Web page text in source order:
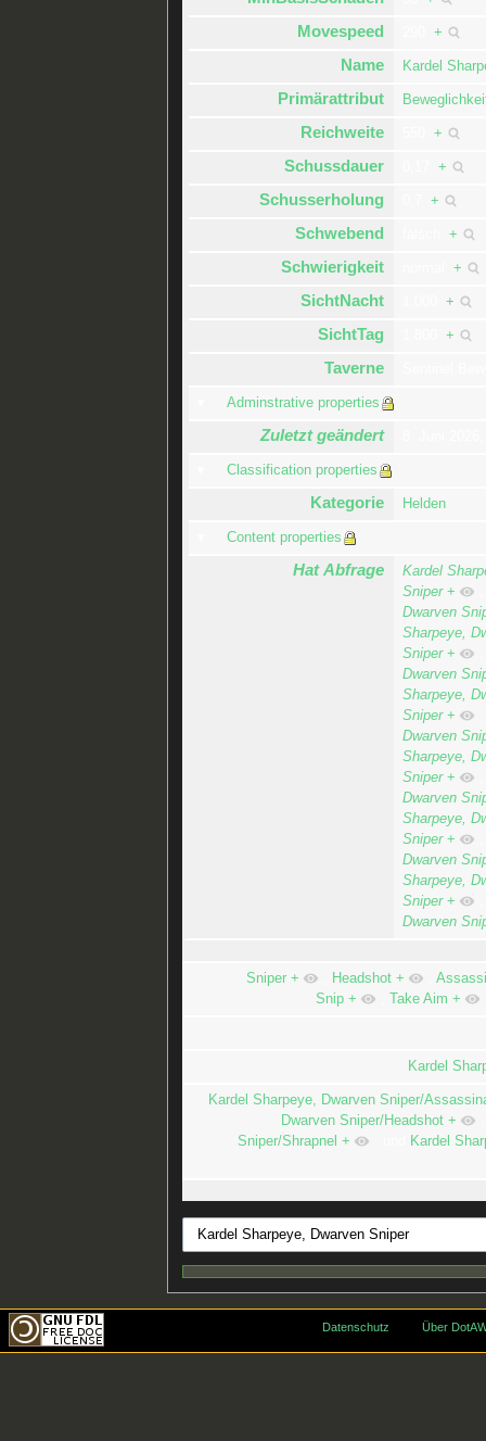
Movespeed +
Name Kardel
Primärattribut
Reichweite +
Schussdauer +
Schusserholung +
Schwebend +
Schwierigkeit +
SichtNacht +
SichtTag +
Taverne
Adminstrative properties
Zuletzt geändert
Classification properties
Kategorie Helden
Content properties
Hat Abfrage
Kardel
Sniper +
Dwarven
Sharpeye,
Sniper +
Dwarven
Sharpeye,
Sniper +
Dwarven
Sharpeye,
Sniper +
Dwarven
Sharpeye,
Sniper +
Dwarven
Sharpeye,
Sniper +
Dwarven
Sniper + Headshot +
Snip + Take Aim +
Kardel
Kardel Sharpeye, Dwarven Sniper/
Dwarven Sniper/Headshot +
Sniper/Shrapnel + Kardel
Datenschutz Über